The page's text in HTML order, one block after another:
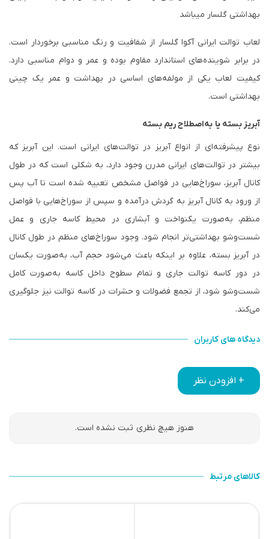
بهداشتی گلسار میباشد
لعاب توالت ایرانی آکوا گلسار از شفافیت و رنگ مناسبی برخوردار است.
در برابر شوینده‌های استاندارد مقاوم بوده و عمر و دوام مناسبی دارد.
کیفیت لعاب یکی از مولفه‌های اساسی در بهداشت و عمر یک چینی
بهداشتی است.
آبریز بسته یا به‌اصطلاح ریم بسته
نوع پیشرفته‌ای از انواع آبریز در توالت‌های ایرانی است. این آبریز که
بیشتر در توالت‌های ایرانی مدرن‌ وجود دارد، به شکلی است که در طول
کانال آبریز، سوراخ‌هایی در فواصل مشخص تعبیه شده است تا آب پس
از ورود به کانال آبریز به گردش درآمده و سپس از سوراخ‌هایی با فواصل
منظم، به‌صورت یکنواخت و آبشاری در محیط کاسه جاری و عمل
شست‌وشو بهداشتی‌تر انجام شود. وجود سوراخ‌های منظم در طول کانال
در آبریز بسته، علاوه بر اینکه باعث می‌شود حجم آب، به‌صورت یکسان
در دور کاسه توالت جاری و تمام سطوح داخل کاسه به‌صورت کامل
شست‌وشو شود، از تجمع فضولات و حشرات در کاسه توالت نیز جلوگیری
می‌کند.
دیدگاه های کاربران
+ افزودن نظر
هنوز هیچ نظری ثبت نشده است.
کالاهای مرتبط